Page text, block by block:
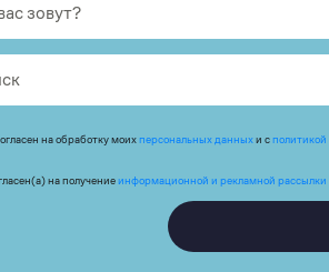
на обработку моихперсональных данныхи с
на получениеинформационной и рекламной рассылки